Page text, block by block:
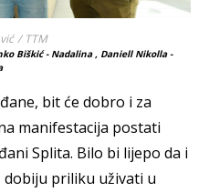
/ TTM
Biškić - Nadalina , Daniell Nikolla -
bit će dobro i za
manifestacija postati
Splita. Bilo bi lijepo da i
priliku uživati u